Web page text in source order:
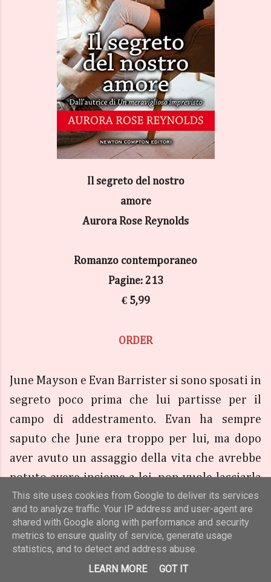
Il segreto del nostro
amore
Aurora Rose Reynolds
Romanzo contemporaneo
Pagine: 213
€ 5,99
ORDER
June Mayson e Evan Barrister si sono sposati in
segreto poco prima che lui partisse per il
campo di addestramento. Evan ha sempre
saputo che June era troppo per lui, ma dopo
aver avuto un assaggio della vita che avrebbe
potuto avere insieme a lei, non vuole lasciarla
andare. June, infatti, ha promesso che lo
aspetterà e che i suoi sentimenti non
cambieranno neppure se messi alla prova dalla
distanza.
Ma tutto cambia quando June riceve i
This site uses cookies from Google to deliver its services
and to analyze traffic. Your IP address and user-agent are
shared with Google along with performance and security
metrics to ensure quality of service, generate usage
statistics, and to detect and address abuse.
LEARN MORE
GOT IT